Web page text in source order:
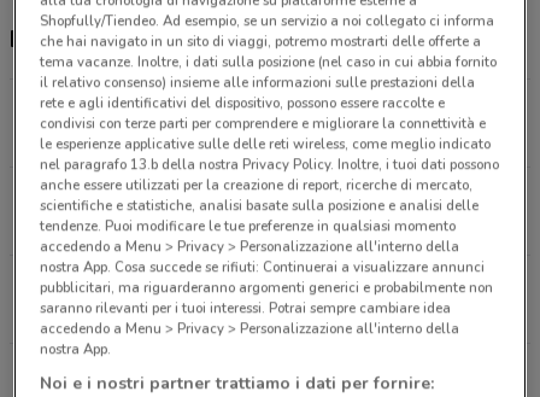
Negozi Fazzini a Nichelino
C.So Agnelli, 38 Torino
5.1 km
Corso Alcide de Gasperi 46/H Torino
6.7 km
Via Madama Cristina 38 Torino
7.2 km
Via Giuseppe Luigi Lagrange, 15 Torino
Shopfully/Tiendeo. Ad esempio, se un servizio a noi collegato ci informa
che hai navigato in un sito di viaggi, potremo mostrarti delle offerte a
tema vacanze. Inoltre, i dati sulla posizione (nel caso in cui abbia fornito
il relativo consenso) insieme alle informazioni sulle prestazioni della
rete e agli identificativi del dispositivo, possono essere raccolte e
condivisi con terze parti per comprendere e migliorare la connettività e
le esperienze applicative sulle delle reti wireless, come meglio indicato
nel paragrafo 13.b della nostra Privacy Policy. Inoltre, i tuoi dati possono
anche essere utilizzati per la creazione di report, ricerche di mercato,
scientifiche e statistiche, analisi basate sulla posizione e analisi delle
tendenze. Puoi modificare le tue preferenze in qualsiasi momento
accedendo a Menu > Privacy > Personalizzazione all'interno della
nostra App. Cosa succede se rifiuti: Continuerai a visualizzare annunci
pubblicitari, ma riguarderanno argomenti generici e probabilmente non
saranno rilevanti per i tuoi interessi. Potrai sempre cambiare idea
accedendo a Menu > Privacy > Personalizzazione all'interno della
nostra App.
Noi e i nostri partner trattiamo i dati per fornire: